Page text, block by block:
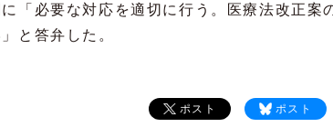
「必要な対応を適切に行う。医療法改正案
と答弁した。
ポスト
ポスト